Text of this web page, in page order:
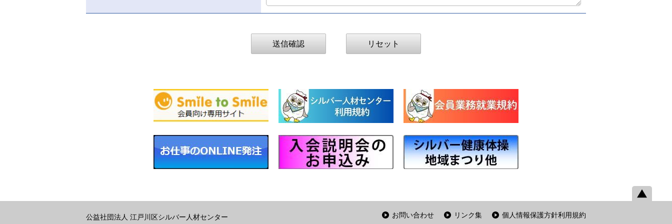
お問い合わせ リンク集 個人情報保護方針利用規約
公益社団法人 江戸川区シルバー人材センター